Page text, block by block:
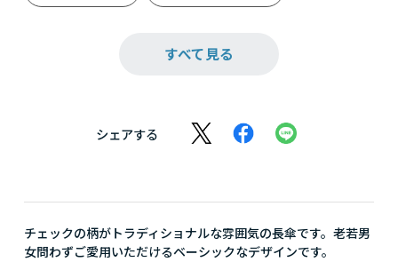
すべて見る
シェアする
チェックの柄がトラディショナルな雰囲気の長傘です。老若男
女問わずご愛用いただけるベーシックなデザインです。